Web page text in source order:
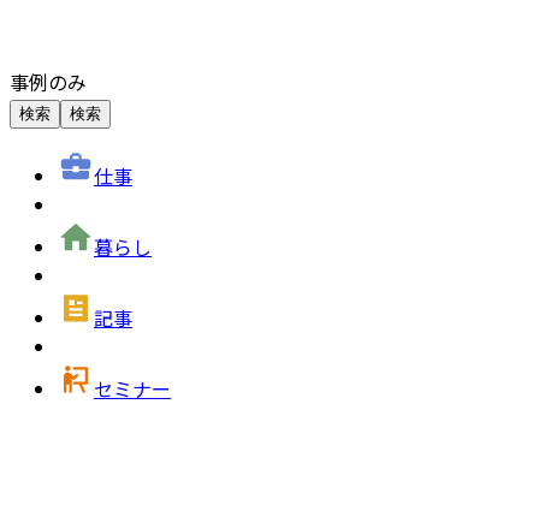
事例のみ
検索 検索
仕事
暮らし
記事
セミナー